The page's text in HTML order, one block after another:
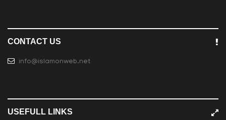
CONTACT US
info@islamonweb.net
USEFULL LINKS